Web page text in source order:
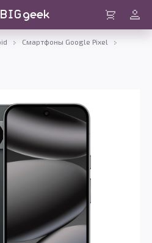
Войти
Смартфоны Google Pixel